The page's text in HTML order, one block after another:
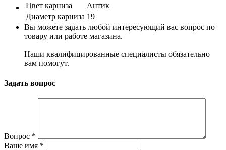
Цвет карниза
Антик
Диаметр карниза 19
Вы можете задать любой интересующий вас вопрос по
товару или работе магазина.
Наши квалифицированные специалисты обязательно
вам помогут.
Задать вопрос
Вопрос *
Ваше имя *